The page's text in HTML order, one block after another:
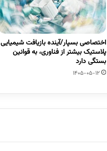
اختصاصی بسپار/آینده بازیافت شیمیایی
پلاستیک بیشتر از فناوری، به قوانین
بستگی دارد
1405-05-12